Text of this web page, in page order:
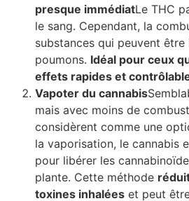
presque immédiatLe THC
le sang. Cependant, la
substances qui peuvent
poumons. Idéal pour ceux
effets rapides et
Vapoter du cannabis
mais avec moins de
considèrent comme une
la vaporisation, le cannabis
pour libérer les
plante. Cette méthode
toxines inhalées et peut